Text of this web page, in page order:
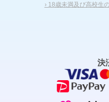
› 18歳未満及び高校生
決